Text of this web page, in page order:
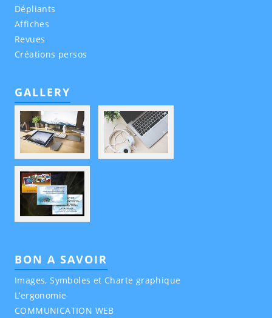
Dépliants
Affiches
Revues
Créations persos
GALLERY
BON A SAVOIR
Images, Symboles et Charte graphique
L’ergonomie
COMMUNICATION WEB